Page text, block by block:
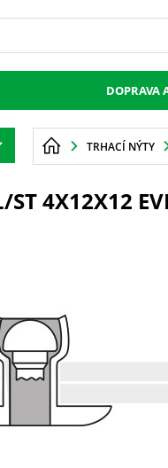
DOPRAVA
TRHACÍ NÝTY
ST 4X12X12